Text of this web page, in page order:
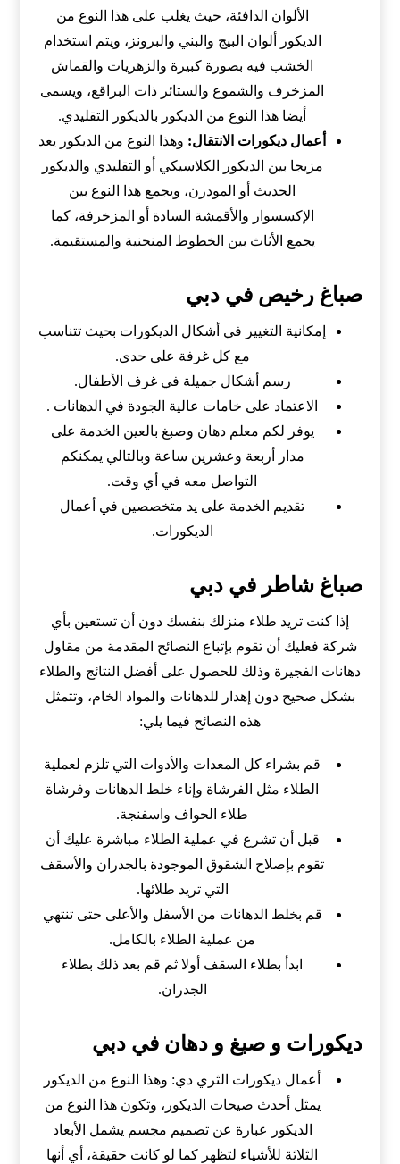
الألوان الدافئة، حيث يغلب على هذا النوع من
الديكور ألوان البيج والبني والبرونز، ويتم استخدام
الخشب فيه بصورة كبيرة والزهريات والقماش
المزخرف والشموع والستائر ذات البراقع، ويسمى
أيضا هذا النوع من الديكور بالديكور التقليدي.
أعمال ديكورات الانتقال: وهذا النوع من الديكور يعد
مزيجا بين الديكور الكلاسيكي أو التقليدي والديكور
الحديث أو المودرن، ويجمع هذا النوع بين
الإكسسوار والأقمشة السادة أو المزخرفة، كما
يجمع الأثاث بين الخطوط المنحنية والمستقيمة.
صباغ رخيص في دبي
إمكانية التغيير في أشكال الديكورات بحيث تتناسب
مع كل غرفة على حدى.
رسم أشكال جميلة في غرف الأطفال.
الاعتماد على خامات عالية الجودة في الدهانات .
يوفر لكم معلم دهان وصبغ بالعين الخدمة على
مدار أربعة وعشرين ساعة وبالتالي يمكنكم
التواصل معه في أي وقت.
تقديم الخدمة على يد متخصصين في أعمال
الديكورات.
صباغ شاطر في دبي
إذا كنت تريد طلاء منزلك بنفسك دون أن تستعين بأي
شركة فعليك أن تقوم بإتباع النصائح المقدمة من مقاول
دهانات الفجيرة وذلك للحصول على أفضل النتائج والطلاء
بشكل صحيح دون إهدار للدهانات والمواد الخام، وتتمثل
هذه النصائح فيما يلي:
قم بشراء كل المعدات والأدوات التي تلزم لعملية
الطلاء مثل الفرشاة وإناء خلط الدهانات وفرشاة
طلاء الحواف واسفنجة.
قبل أن تشرع في عملية الطلاء مباشرة عليك أن
تقوم بإصلاح الشقوق الموجودة بالجدران والأسقف
التي تريد طلائها.
قم بخلط الدهانات من الأسفل والأعلى حتى تنتهي
من عملية الطلاء بالكامل.
ابدأ بطلاء السقف أولا ثم قم بعد ذلك بطلاء
الجدران.
ديكورات و صبغ و دهان في دبي
أعمال ديكورات الثري دي: وهذا النوع من الديكور
يمثل أحدث صيحات الديكور، وتكون هذا النوع من
الديكور عبارة عن تصميم مجسم يشمل الأبعاد
الثلاثة للأشياء لتظهر كما لو كانت حقيقة، أي أنها